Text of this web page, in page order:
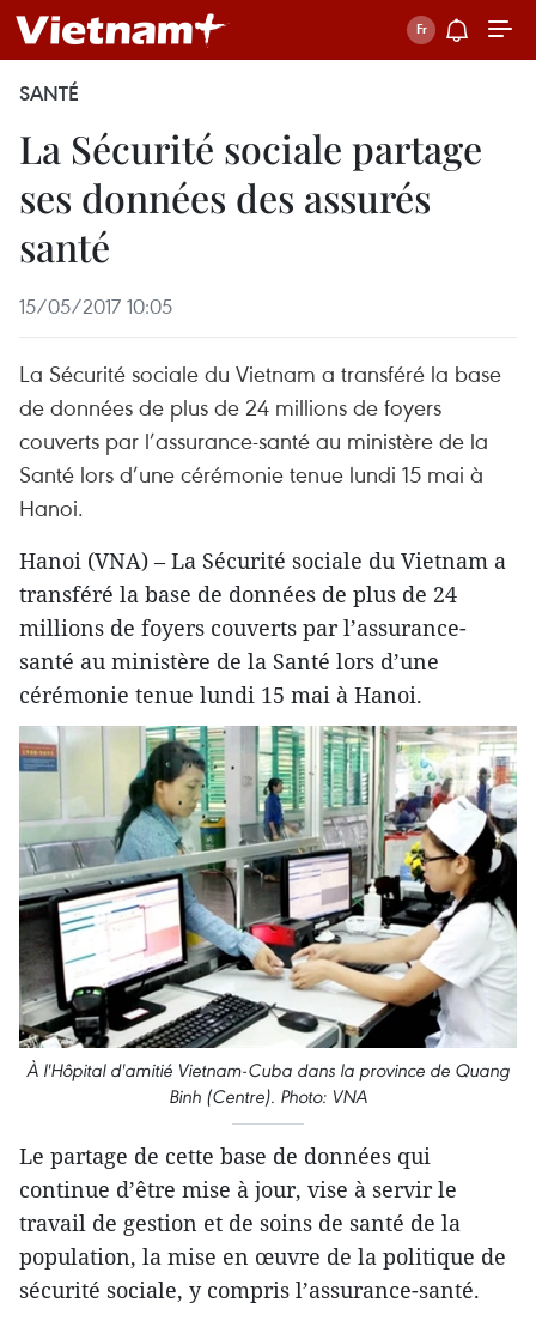
SANTÉ
La Sécurité sociale partage
ses données des assurés
santé
15/05/2017 10:05
La Sécurité sociale du Vietnam a transféré la base
de données de plus de 24 millions de foyers
couverts par l’assurance-santé au ministère de la
Santé lors d’une cérémonie tenue lundi 15 mai à
Hanoi.
Hanoi (VNA) – La Sécurité sociale du Vietnam a
transféré la base de données de plus de 24
millions de foyers couverts par l’assurance-
santé au ministère de la Santé lors d’une
cérémonie tenue lundi 15 mai à Hanoi.
À l'Hôpital d'amitié Vietnam-Cuba dans la province de Quang
Binh (Centre). Photo: VNA
Le partage de cette base de données qui
continue d’être mise à jour, vise à servir le
travail de gestion et de soins de santé de la
population, la mise en œuvre de la politique de
sécurité sociale, y compris l’assurance-santé.